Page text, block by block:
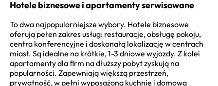
Hotele biznesowe i apartamenty serwisowane
To dwa najpopularniejsze wybory. Hotele biznesowe
oferują pełen zakres usług: restauracje, obsługę pokoju,
centra konferencyjne i doskonałą lokalizację w centrach
miast. Są idealne na krótkie, 1-3 dniowe wyjazdy. Z kolei
apartamenty dla firm na dłuższy pobyt zyskują na
popularności. Zapewniają większą przestrzeń,
prywatność, w pełni wyposażoną kuchnię i domową